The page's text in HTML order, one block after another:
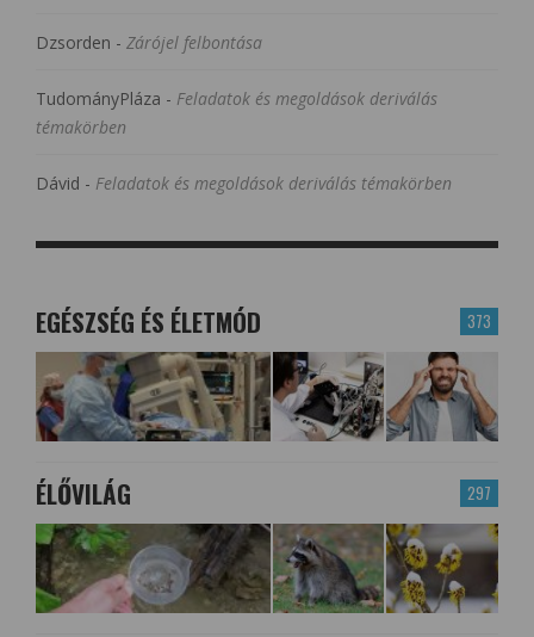
Dzsorden - Zárójel felbontása
TudományPláza - Feladatok és megoldások deriválás
témakörben
Dávid - Feladatok és megoldások deriválás témakörben
373
EGÉSZSÉG ÉS ÉLETMÓD
297
ÉLŐVILÁG